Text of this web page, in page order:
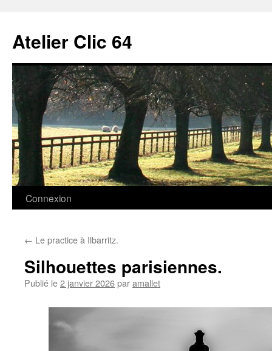
contenu
Atelier Clic 64
Connexion
← Le practice à Ilbarritz.
Silhouettes parisiennes.
Publié le2 janvier 2026paramallet